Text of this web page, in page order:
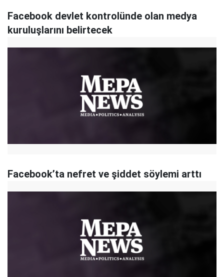
Facebook devlet kontrolünde olan medya
kuruluşlarını belirtecek
Facebook’ta nefret ve şiddet söylemi arttı